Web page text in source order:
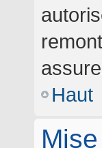
Haut